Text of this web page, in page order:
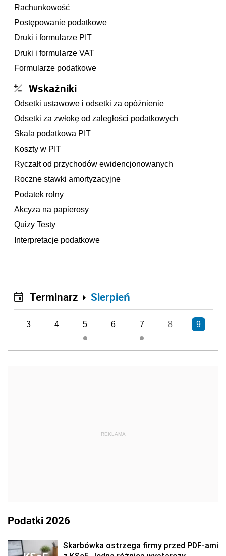
Rachunkowość
Postępowanie podatkowe
Druki i formularze PIT
Druki i formularze VAT
Formularze podatkowe
Wskaźniki
Odsetki ustawowe i odsetki za opóźnienie
Odsetki za zwłokę od zaległości podatkowych
Skala podatkowa PIT
Koszty w PIT
Ryczałt od przychodów ewidencjonowanych
Roczne stawki amortyzacyjne
Podatek rolny
Akcyza na papierosy
Quizy Testy
Interpretacje podatkowe
Terminarz Sierpień
3 4 5 6 7 8 9
REKLAMA
Podatki 2026
Skarbówka ostrzega firmy przed PDF-ami